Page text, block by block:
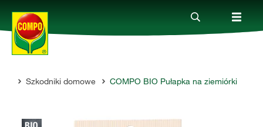
Produkty
Porady
Szkodniki domowe COMPO BIO Pułapka na ziemiórki